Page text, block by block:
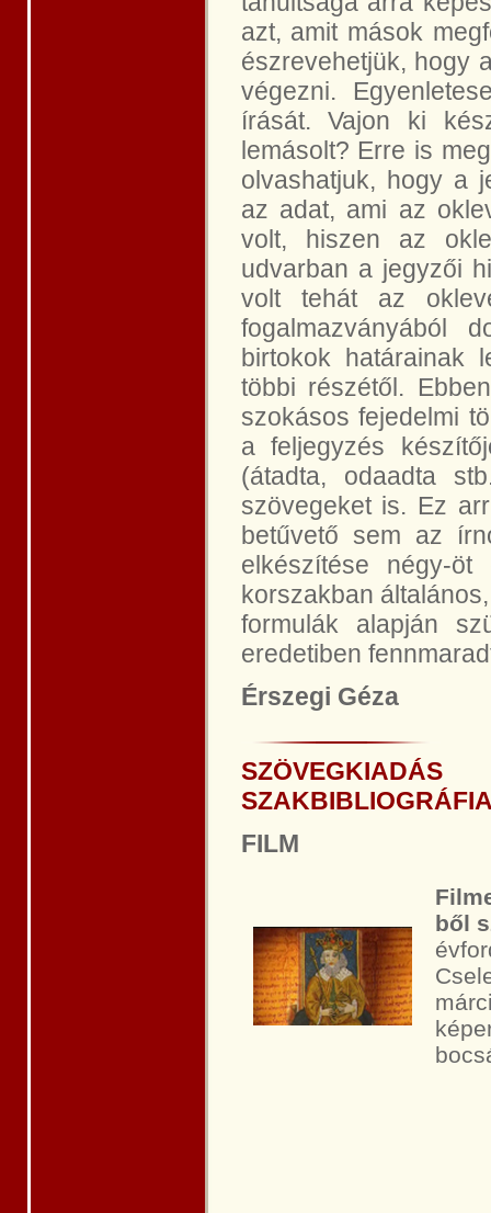
azt, amit mások
észrevehetjük, hogy
végezni.
írását. Vajon ki
lemásolt? Erre is
olvashatjuk, hogy a
az adat, ami az
volt, hiszen az
udvarban a jegyzői
volt tehát az
fogalmazványából
birtokok határainak
többi részétől.
szokásos fejedelmi
a feljegyzés
(átadta, odaadta
szövegeket is. Ez
betűvető sem az
elkészítése négy-
korszakban
formulák alapján
eredetiben
Érszegi Géza
SZÖVEGKIADÁS
FILM
ből